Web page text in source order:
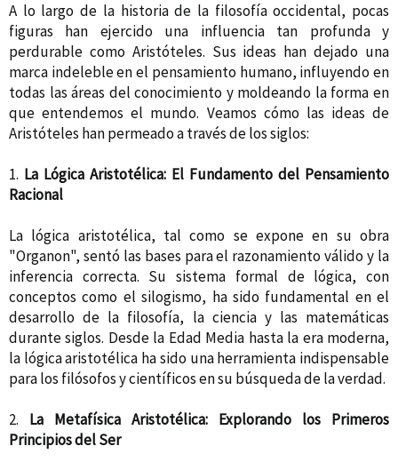
A lo largo de la historia de la filosofía occidental, pocas
figuras han ejercido una influencia tan profunda y
perdurable como Aristóteles. Sus ideas han dejado una
marca indeleble en el pensamiento humano, influyendo en
todas las áreas del conocimiento y moldeando la forma en
que entendemos el mundo. Veamos cómo las ideas de
Aristóteles han permeado a través de los siglos:
1. La Lógica Aristotélica: El Fundamento del Pensamiento
Racional
La lógica aristotélica, tal como se expone en su obra
"Organon", sentó las bases para el razonamiento válido y la
inferencia correcta. Su sistema formal de lógica, con
conceptos como el silogismo, ha sido fundamental en el
desarrollo de la filosofía, la ciencia y las matemáticas
durante siglos. Desde la Edad Media hasta la era moderna,
la lógica aristotélica ha sido una herramienta indispensable
para los filósofos y científicos en su búsqueda de la verdad.
2. La Metafísica Aristotélica: Explorando los Primeros
Principios del Ser